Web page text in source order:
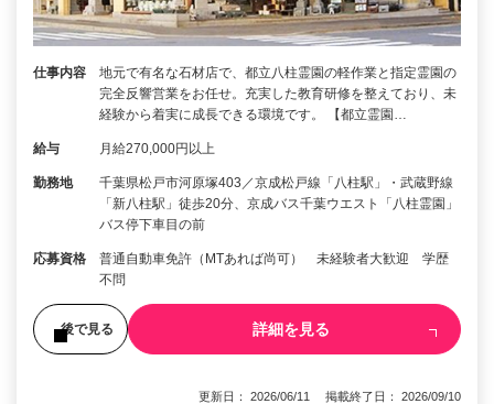
仕事内容
地元で有名な石材店で、都立八柱霊園の軽作業と指定霊園の
完全反響営業をお任せ。充実した教育研修を整えており、未
経験から着実に成長できる環境です。 【都立霊園…
給与 月給270,000円以上
勤務地
千葉県松戸市河原塚403／京成松戸線「八柱駅」・武蔵野線
「新八柱駅」徒歩20分、京成バス千葉ウエスト「八柱霊園」
バス停下車目の前
応募資格
普通自動車免許（MTあれば尚可） 未経験者大歓迎 学歴
不問
後で見る 詳細を見る
更新日： 2026/06/11 掲載終了日： 2026/09/10